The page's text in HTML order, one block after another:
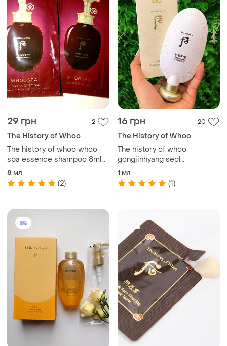
29 грн 2
The History of Whoo
The history of whoo whoo
spa essence shampoo 8ml
шампунь на основе
восточных трав
8 мл
(2)
16 грн 20
The History of Whoo
The history of whoo
gongjinhyang seol
brightening peeling gel
пилинг гель
1 мл
(1)